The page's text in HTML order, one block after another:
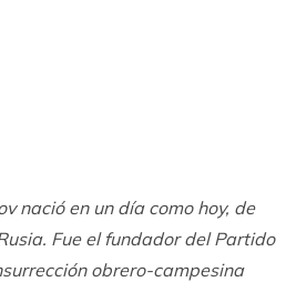
nació en un día como hoy, de
Fue el fundador del Partido
obrero-campesina